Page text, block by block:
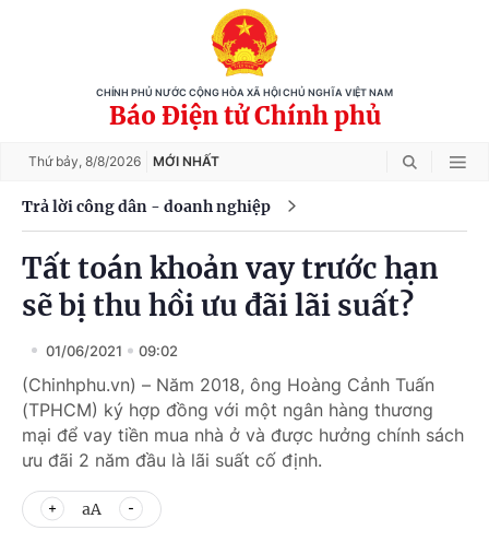
CHÍNH PHỦ NƯỚC CỘNG HÒA XÃ HỘI CHỦ NGHĨA VIỆT NAM
Báo Điện tử Chính phủ
Thứ bảy, 8/8/2026 MỚI NHẤT
Trả lời công dân - doanh nghiệp
Tất toán khoản vay trước hạn
sẽ bị thu hồi ưu đãi lãi suất?
01/06/2021 09:02
(Chinhphu.vn) – Năm 2018, ông Hoàng Cảnh Tuấn
(TPHCM) ký hợp đồng với một ngân hàng thương
mại để vay tiền mua nhà ở và được hưởng chính sách
ưu đãi 2 năm đầu là lãi suất cố định.
aA